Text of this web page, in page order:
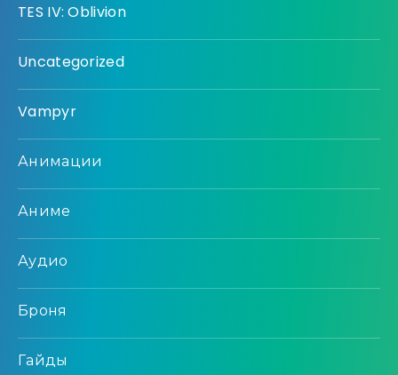
TES IV: Oblivion
Uncategorized
Vampyr
Анимации
Аниме
Аудио
Броня
Гайды